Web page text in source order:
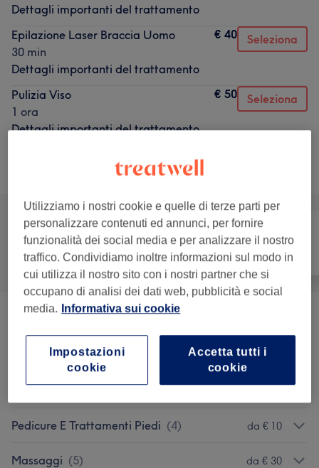
Dettagli importanti del trattamento
Epilazione Laser Braccia Uomo
30 min
Dettagli importanti del trattamento
€ 40 Seleziona
Pulizia Viso
1 ora
Dettagli importanti del trattamento
€ 50 Seleziona
Sfoglia la lista dei servizi
Tutti Capelli Unghie
Epilazione Definitiva ( da € 15
Pedicure E Trattamenti Piedi (4) da € 10
Massaggi (5) da € 30
Utilizziamo i nostri cookie e quelle di terze parti per
personalizzare contenuti ed annunci, per fornire
funzionalità dei social media e per analizzare il nostro
traffico. Condividiamo inoltre informazioni sul modo in
cui utilizza il nostro sito con i nostri partner che si
occupano di analisi dei dati web, pubblicità e social
media. Informativa sui cookie
Accetta tutti i
cookie
Impostazioni
cookie